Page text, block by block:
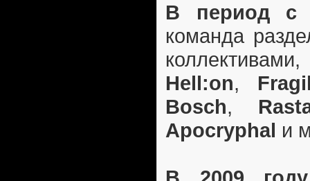
В период с
команда
Hell:on,
Bosch,
Apocryphal и